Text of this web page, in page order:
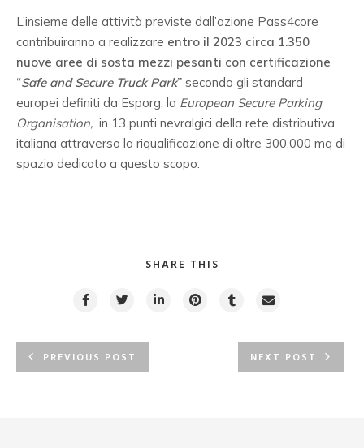
L’insieme delle attività previste dall’azione Pass4core
contribuiranno a realizzare entro il 2023 circa 1.350
nuove aree di sosta mezzi pesanti con certificazione
“Safe and Secure Truck Park” secondo gli standard
europei definiti da Esporg, la European Secure Parking
Organisation, in 13 punti nevralgici della rete distributiva
italiana attraverso la riqualificazione di oltre 300.000 mq di
spazio dedicato a questo scopo.
SHARE THIS
PREVIOUS POST NEXT POST